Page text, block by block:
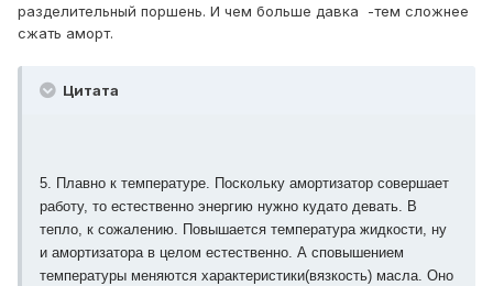
разделительный поршень. И чем больше давка -тем сложнее
сжать аморт.
Цитата
5. Плавно к температуре. Поскольку амортизатор совершает
работу, то естественно энергию нужно кудато девать. В
тепло, к сожалению. Повышается температура жидкости, ну
и амортизатора в целом естественно. А сповышением
температуры меняются характеристики(вязкость) масла. Оно